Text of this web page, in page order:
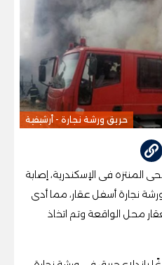
حريق ورشة نجارة - أرشيفية
المنتزه فى الإسكندرية، إصابة
نجارة أسفل عقار، مما أدى
محل الواقعة وتم اتخاذ